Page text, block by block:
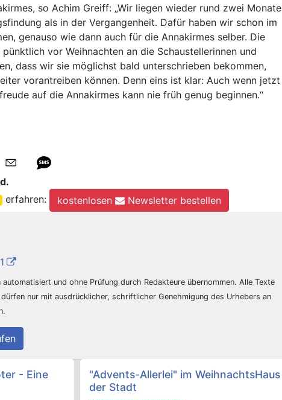
so Achim Greiff: „Wir liegen wieder rund zwei Monate
als in der Vergangenheit. Dafür haben wir schon im
genauso wie dann auch für die Annakirmes selber. Die
vor Weihnachten an die Schaustellerinnen und
dass wir sie möglichst bald unterschrieben bekommen,
vorantreiben können. Denn eins ist klar: Auch wenn jetzt
auf die Annakirmes kann nie früh genug beginnen.“
erfahren: kostenlosen Newsletter bestellen
und ohne Prüfung durch Redakteure übernommen. Alle Texte
nur mit ausdrücklicher, schriftlicher Genehmigung des Urhebers an
- Eine
"Advents-Allerlei" im WeihnachtsHaus
der Stadt